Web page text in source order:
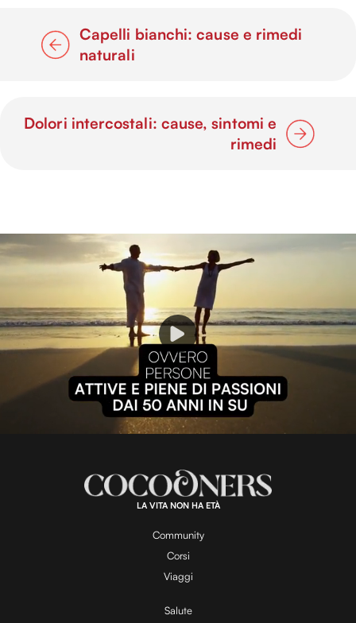
Capelli bianchi: cause e rimedi
naturali
Dolori intercostali: cause, sintomi e
rimedi
P
l
a
y
V
L
o
:
1
0
0
.
0
LA VITA NON HA ETÀ
Community
Corsi
Viaggi
Salute